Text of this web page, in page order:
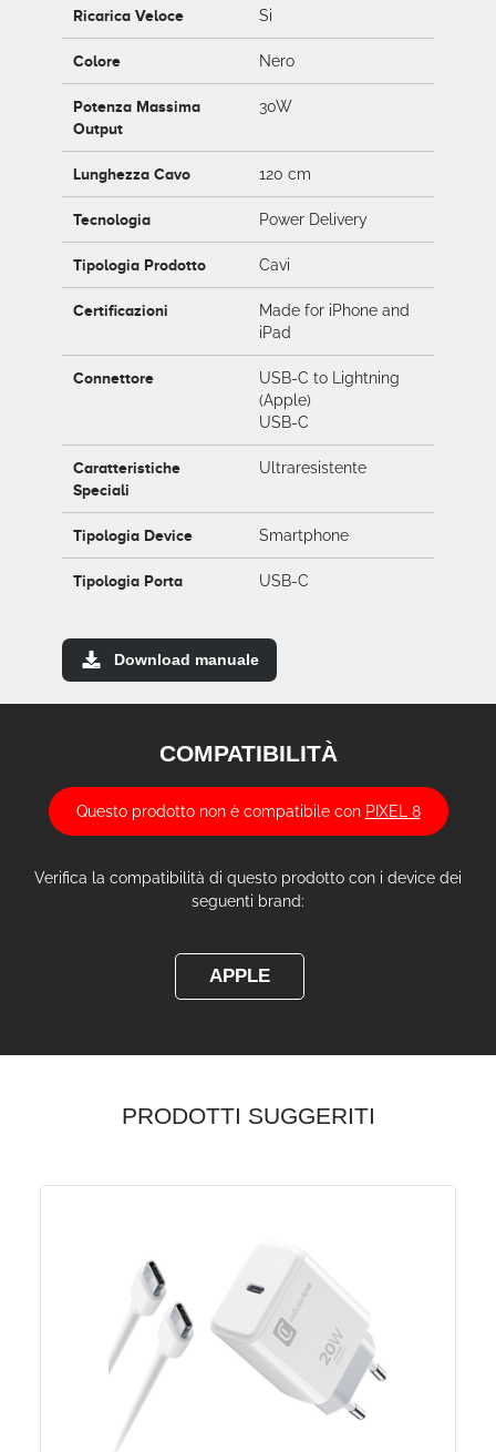
Ricarica Veloce Si
Colore Nero
Potenza Massima
Output
30W
Lunghezza Cavo 120 cm
Tecnologia Power Delivery
Tipologia Prodotto Cavi
Certificazioni
Made for iPhone and
iPad
Connettore
USB-C to Lightning
(Apple)
USB-C
Caratteristiche
Speciali
Ultraresistente
Tipologia Device Smartphone
Tipologia Porta USB-C
Download manuale
COMPATIBILITÀ
Questo prodotto non è compatibile con PIXEL 8
Verifica la compatibilità di questo prodotto con i device dei
seguenti brand:
APPLE
PRODOTTI SUGGERITI